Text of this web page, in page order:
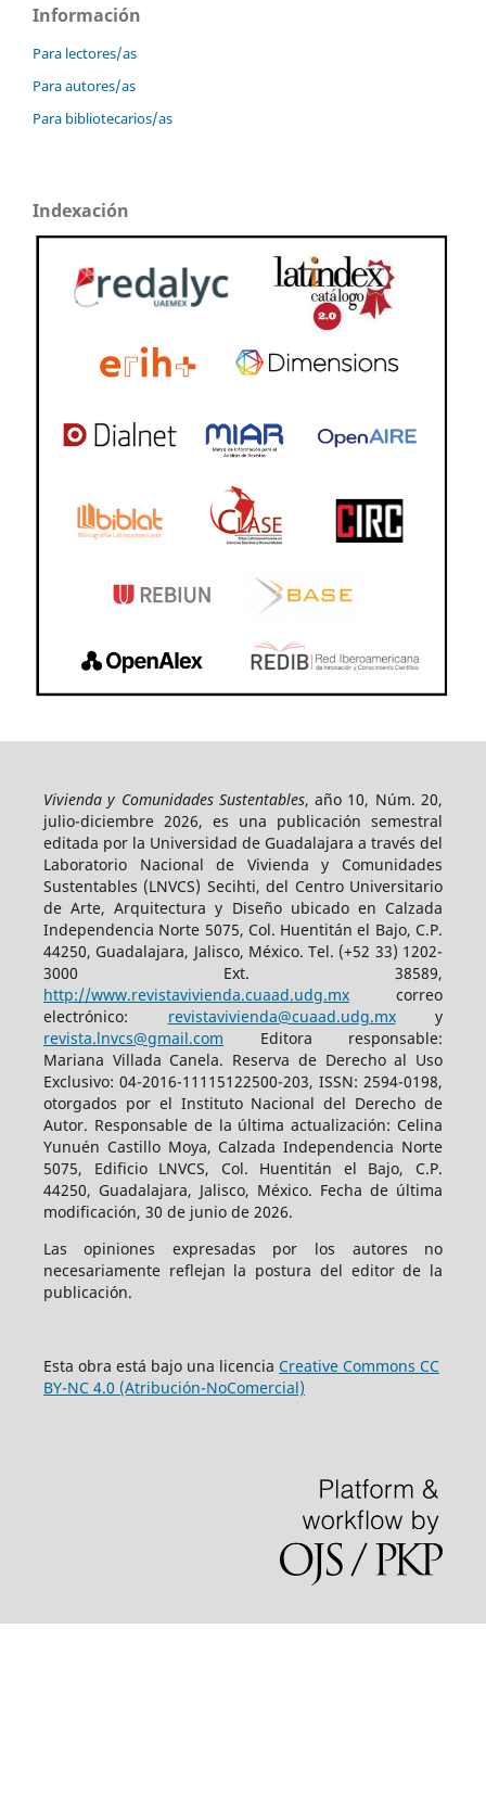
Información
Para lectores/as
Para autores/as
Para bibliotecarios/as
Indexación
Vivienda y Comunidades Sustentables, año 10, Núm. 20,
julio-diciembre 2026, es una publicación semestral
editada por la Universidad de Guadalajara a través del
Laboratorio Nacional de Vivienda y Comunidades
Sustentables (LNVCS) Secihti, del Centro Universitario
de Arte, Arquitectura y Diseño ubicado en Calzada
Independencia Norte 5075, Col. Huentitán el Bajo, C.P.
44250, Guadalajara, Jalisco, México. Tel. (+52 33) 1202-
3000 Ext. 38589,
http://www.revistavivienda.cuaad.udg.mxcorreo
electrónico: revistavivienda@cuaad.udg.mxy
revista.lnvcs@gmail.com Editora responsable:
Mariana Villada Canela. Reserva de Derecho al Uso
Exclusivo: 04-2016-11115122500-203, ISSN: 2594-0198,
otorgados por el Instituto Nacional del Derecho de
Autor. Responsable de la última actualización: Celina
Yunuén Castillo Moya, Calzada Independencia Norte
5075, Edificio LNVCS, Col. Huentitán el Bajo, C.P.
44250, Guadalajara, Jalisco, México. Fecha de última
modificación, 30 de junio de 2026.
Las opiniones expresadas por los autores no
necesariamente reflejan la postura del editor de la
publicación.
Esta obra está bajo una licencia Creative Commons CC
BY-NC 4.0 (Atribución-NoComercial)